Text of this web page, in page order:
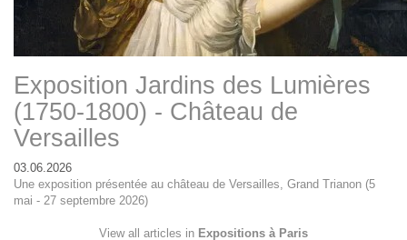
Exposition Jardins des Lumières
(1750-1800) - Château de
Versailles
03.06.2026
Une exposition présentée au château de Versailles, Grand Trianon (5
mai - 27 septembre 2026)
View all articles in Expositions à Paris